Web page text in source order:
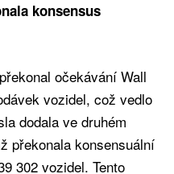
konsensus
překonal očekávání Wall
vozidel, což vedlo
dodala ve druhém
překonala konsensuální
302 vozidel. Tento